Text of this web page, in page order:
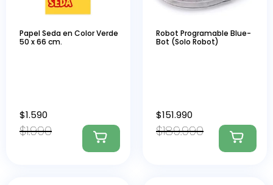
Papel Seda en Color Verde
50 x 66 cm.
$1.990
$1.590
Robot Programable Blue-
Bot (Solo Robot)
$189.990
$151.990